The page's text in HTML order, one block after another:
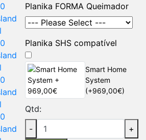
Planika FORMA Queimador
Planika SHS compatível
Smart Home
System
(+969,00€)
Qtd:
-
+